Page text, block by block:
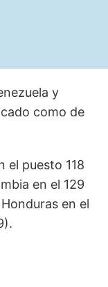
y
como de
el puesto 118
en el 129
en el